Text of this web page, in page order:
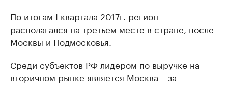
По итогам I квартала 2017г. регион
располагался на третьем месте в стране, после
Москвы и Подмосковья.
Среди субъектов РФ лидером по выручке на
вторичном рынке является Москва – за